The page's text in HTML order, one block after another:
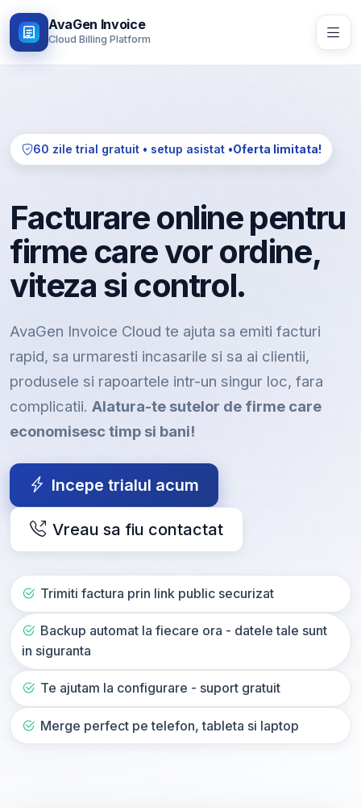
AvaGen Invoice
Cloud Billing Platform
60 zile trial gratuit • setup asistat •Oferta limitata!
Facturare online pentru
firme care vor ordine,
viteza si control.
AvaGen Invoice Cloud te ajuta sa emiti facturi
rapid, sa urmaresti incasarile si sa ai clientii,
produsele si rapoartele intr-un singur loc, fara
complicatii. Alatura-te sutelor de firme care
economisesc timp si bani!
Incepe trialul acum
Vreau sa fiu contactat
Trimiti factura prin link public securizat
Backup automat la fiecare ora - datele tale sunt
in siguranta
Te ajutam la configurare - suport gratuit
Merge perfect pe telefon, tableta si laptop